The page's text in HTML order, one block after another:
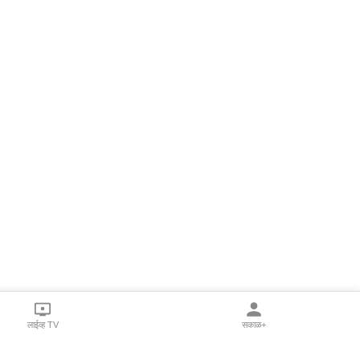
लाईव्ह TV सकाळ+